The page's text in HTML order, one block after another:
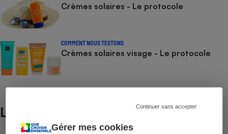
Gérer mes cookies
Continuer sans accepter
Crèmes solaires - Le protocole
COMMENT NOUS TESTONS
Crèmes solaires visage - Le protocole
Lire aussi